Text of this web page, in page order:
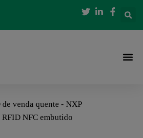
venda quente - NXP
NFC embutido